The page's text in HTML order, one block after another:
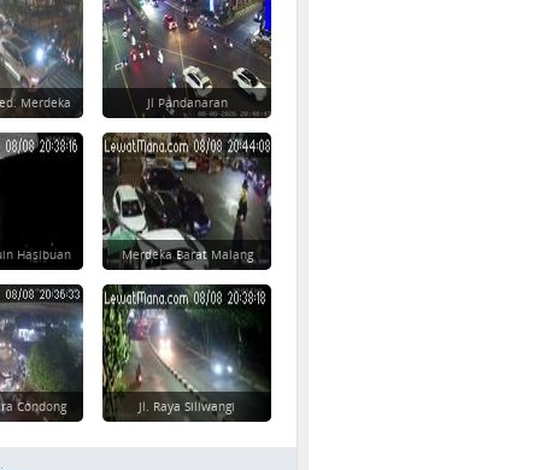
Merdeka Jl Pandanaran
Hasibuan Merdeka Barat Malang
Condong Jl. Raya Siliwangi